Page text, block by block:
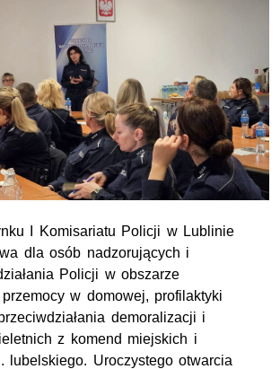
I Komisariatu Policji w Lublinie
dla osób nadzorujących i
Policji w obszarze
przemocy w domowej, profilaktyki
demoralizacji i
z komend miejskich i
lubelskiego. Uroczystego otwarcia